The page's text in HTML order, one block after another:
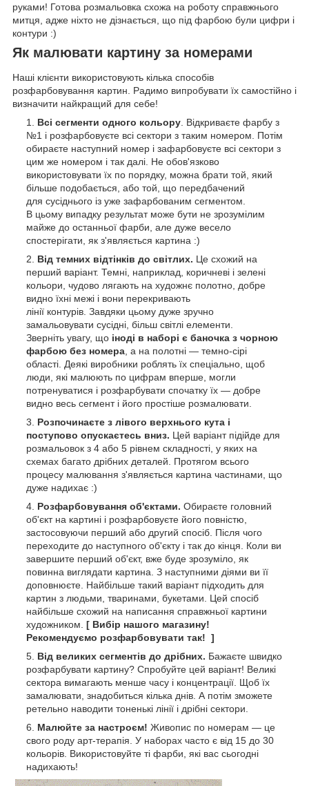
руками! Готова розмальовка схожа на роботу справжнього
митця, адже ніхто не дізнається, що під фарбою були цифри і
контури :)
Як малювати картину за номерами
Наші клієнти використовують кілька способів
розфарбовування картин. Радимо випробувати їх самостійно і
визначити найкращий для себе!
Всі сегменти одного кольору . Відкриваєте фарбу з
№1 і розфарбовуєте всі сектори з таким номером. Потім
обираєте наступний номер і зафарбовуєте всі сектори з
цим же номером і так далі. Не обов'язково
використовувати їх по порядку, можна брати той, який
більше подобається, або той, що передбачений
для сусіднього із уже зафарбованим сегментом.
В цьому випадку результат може бути не зрозумілим
майже до останньої фарби, але дуже весело
спостерігати, як з'являється картина :)
Від темних відтінків до світлих. Це схожий на
перший варіант. Темні, наприклад, коричневі і зелені
кольори, чудово лягають на художнє полотно, добре
видно їхні межі і вони перекривають
лінії контурів. Завдяки цьому дуже зручно
замальовувати сусідні, більш світлі елементи.
Зверніть увагу, що іноді в наборі є баночка з чорною
фарбою без номера , а на полотні — темно-сірі
області. Деякі виробники роблять їх спеціально, щоб
люди, які малюють по цифрам вперше, могли
потренуватися і розфарбувати спочатку їх — добре
видно весь сегмент і його простіше розмалювати.
Розпочинаєте з лівого верхнього кута і
поступово опускаєтесь вниз. Цей варіант підійде для
розмальовок з 4 або 5 рівнем складності, у яких на
схемах багато дрібних деталей. Протягом всього
процесу малювання з'являється картина частинами, що
дуже надихає :)
Розфарбовування об'єктами. Обираєте головний
об'єкт на картині і розфарбовуєте його повністю,
застосовуючи перший або другий спосіб. Після чого
переходите до наступного об'єкту і так до кінця. Коли ви
завершите перший об'єкт, вже буде зрозуміло, як
повинна виглядати картина. З наступними діями ви її
доповнюєте. Найбільше такий варіант підходить для
картин з людьми, тваринами, букетами. Цей спосіб
найбільше схожий на написання справжньої картини
художником. [ Вибір нашого магазину!
Рекомендуємо розфарбовувати так! ]
Від великих сегментів до дрібних. Бажаєте швидко
розфарбувати картину? Спробуйте цей варіант! Великі
сектора вимагають менше часу і концентрації. Щоб їх
замалювати, знадобиться кілька днів. А потім зможете
ретельно наводити тоненькі лінії і дрібні сектори.
Малюйте за настроєм! Живопис по номерам — це
свого роду арт-терапія. У наборах часто є від 15 до 30
кольорів. Використовуйте ті фарби, які вас сьогодні
надихають!